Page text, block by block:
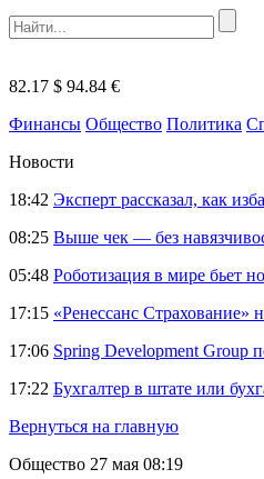
82.17 $ 94.84 €
Финансы Общество Политика
Новости
18:42 Эксперт рассказал, как
08:25 Выше чек — без
05:48 Роботизация в мире бьет
17:15 «Ренессанс
17:06 Spring Development Group
17:22 Бухгалтер в штате или
Вернуться на главную
Общество 27 мая 08:19